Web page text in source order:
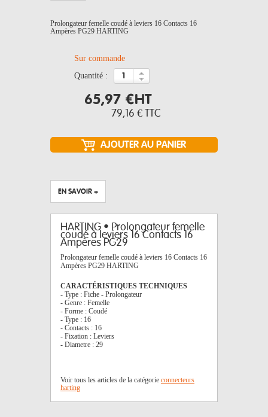
Prolongateur femelle coudé à leviers 16 Contacts 16
Ampères PG29 HARTING
Sur commande
quantité :
65,97 €HT
79,16 € TTC
EN SAVOIR +
HARTING • Prolongateur femelle
coudé à leviers 16 Contacts 16
Ampères PG29
Prolongateur femelle coudé à leviers 16 Contacts 16
Ampères PG29 HARTING
CARACTÉRISTIQUES TECHNIQUES
- Type : Fiche - Prolongateur
- Genre : Femelle
- Forme : Coudé
- Type : 16
- Contacts : 16
- Fixation : Leviers
- Diametre : 29
Voir tous les articles de la catégorie connecteurs
harting